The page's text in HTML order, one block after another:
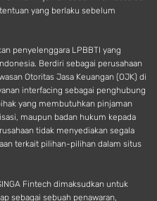
yang berlaku sebelum
penyelenggara LPBBTI yang
Berdiri sebagai perusahaan
Otoritas Jasa Keuangan (OJK) di
interfacing sebagai penghubung
yang membutuhkan pinjaman
maupun badan hukum kepada
tidak menyediakan segala
terkait pilihan-pilihan dalam situs
Fintech dimaksudkan untuk
sebagai sebuah penawaran,